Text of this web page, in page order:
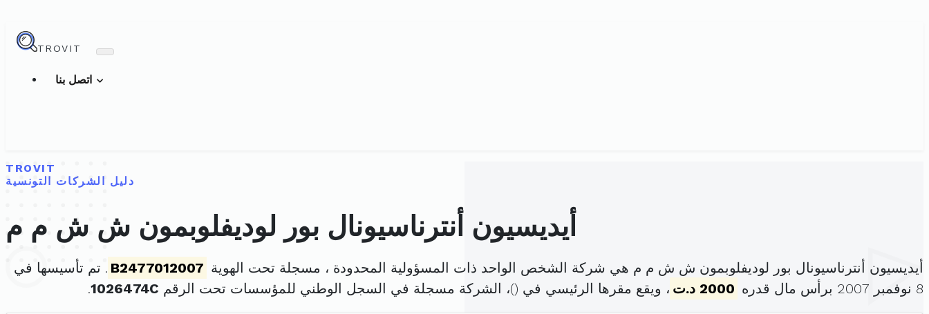
TROVIT
TROVIT
دليل الشركات التونسية
أيديسيون أنترناسيونال بور لوديفلوبمون ش ش م م
أيديسيون أنترناسيونال بور لوديفلوبمون ش ش م م هي شركة الشخص الواحد ذات المسؤولية المحدودة ، مسجلة تحت الهوية B2477012007 . تم تأسيسها في
8 نوفمبر 2007 برأس مال قدره
2000 د.ت ، ويقع مقرها الرئيسي في ()، الشركة مسجلة في السجل الوطني للمؤسسات تحت الرقم 1026474C
.